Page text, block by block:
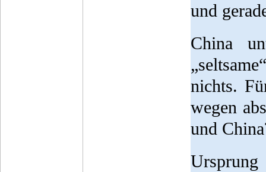
und
China
nichts.
wegen
und